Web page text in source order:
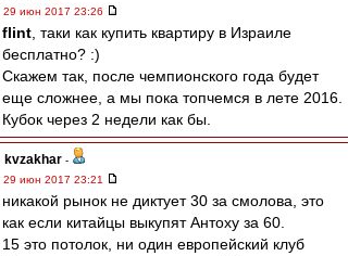
29 июн 2017 23:26
flint , таки как купить квартиру в Израиле
бесплатно? :)
Скажем так, после чемпионского года будет
еще сложнее, а мы пока топчемся в лете 2016.
Кубок через 2 недели как бы.
kvzakhar -
29 июн 2017 23:21
никакой рынок не диктует 30 за смолова, это
как если китайцы выкупят Антоху за 60.
15 это потолок, ни один европейский клуб